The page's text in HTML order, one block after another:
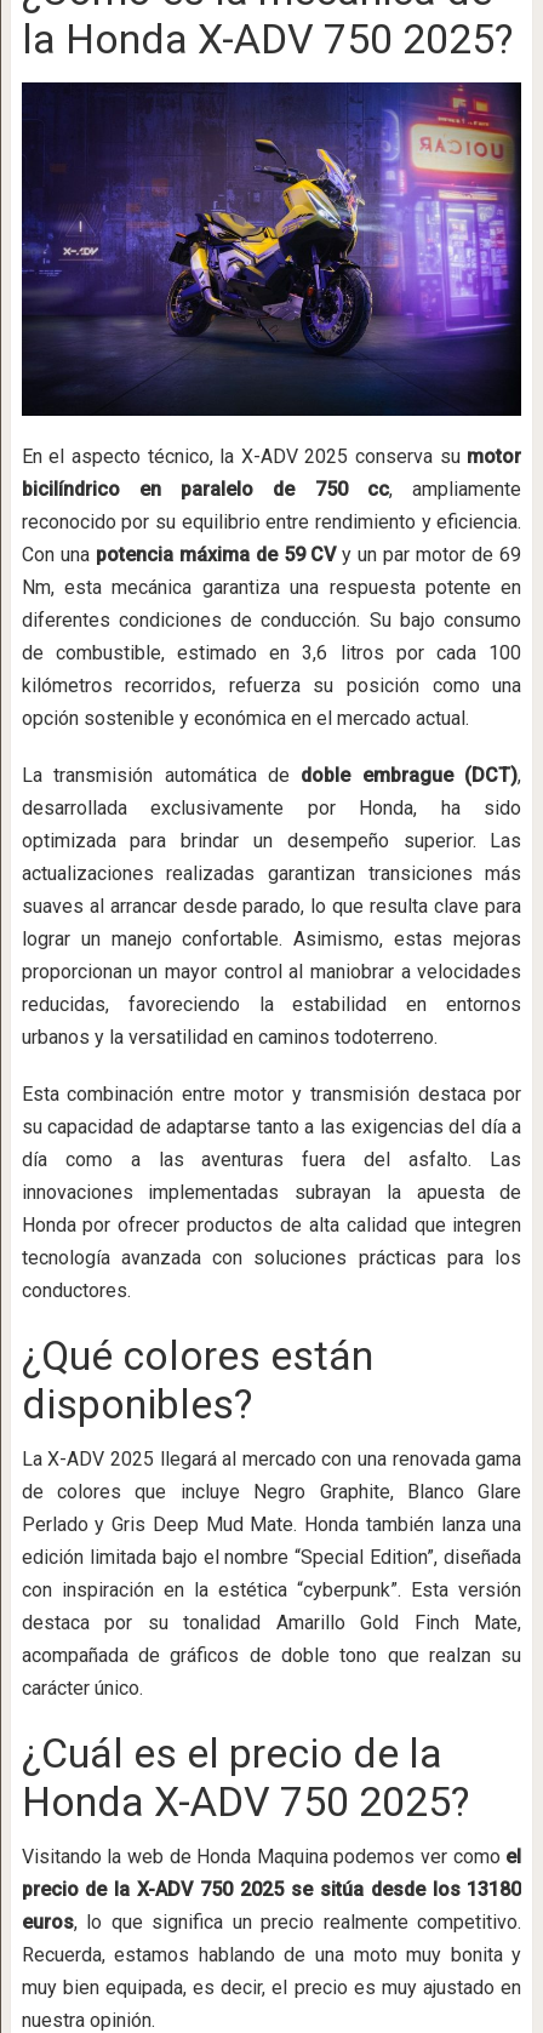
la Honda X-ADV 750 2025?
En el aspecto técnico, la X-ADV 2025 conserva su motor
bicilíndrico en paralelo de 750 cc, ampliamente
reconocido por su equilibrio entre rendimiento y eficiencia.
Con una potencia máxima de 59 CVy un par motor de 69
Nm, esta mecánica garantiza una respuesta potente en
diferentes condiciones de conducción. Su bajo consumo
de combustible, estimado en 3,6 litros por cada 100
kilómetros recorridos, refuerza su posición como una
opción sostenible y económica en el mercado actual.
La transmisión automática de doble embrague (DCT),
desarrollada exclusivamente por Honda, ha sido
optimizada para brindar un desempeño superior. Las
actualizaciones realizadas garantizan transiciones más
suaves al arrancar desde parado, lo que resulta clave para
lograr un manejo confortable. Asimismo, estas mejoras
proporcionan un mayor control al maniobrar a velocidades
reducidas, favoreciendo la estabilidad en entornos
urbanos y la versatilidad en caminos todoterreno.
Esta combinación entre motor y transmisión destaca por
su capacidad de adaptarse tanto a las exigencias del día a
día como a las aventuras fuera del asfalto. Las
innovaciones implementadas subrayan la apuesta de
Honda por ofrecer productos de alta calidad que integren
tecnología avanzada con soluciones prácticas para los
conductores.
¿Qué colores están
disponibles?
La X-ADV 2025 llegará al mercado con una renovada gama
de colores que incluye Negro Graphite, Blanco Glare
Perlado y Gris Deep Mud Mate. Honda también lanza una
edición limitada bajo el nombre “Special Edition”, diseñada
con inspiración en la estética “cyberpunk”. Esta versión
destaca por su tonalidad Amarillo Gold Finch Mate,
acompañada de gráficos de doble tono que realzan su
carácter único.
¿Cuál es el precio de la
Honda X-ADV 750 2025?
Visitando la web de Honda Maquina podemos ver como el
precio de la X-ADV 750 2025 se sitúa desde los 13180
euros, lo que significa un precio realmente competitivo.
Recuerda, estamos hablando de una moto muy bonita y
muy bien equipada, es decir, el precio es muy ajustado en
nuestra opinión.